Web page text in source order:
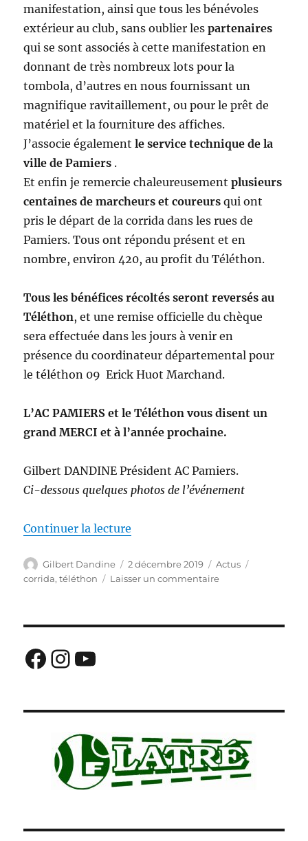
manifestation, ainsi que tous les bénévoles
extérieur au club, sans oublier lespartenaires
qui se sont associés à cette manifestation en
donnant de très nombreux lots pour la
tombola, d’autres en nous fournissant un
magnifique ravitaillement, ou pour le prêt de
matériel et la fourniture des affiches.
J’associe égalementle service technique de la
ville de Pamiers .
Et enfin je remercie chaleureusementplusieurs
centaines de marcheurs et coureurs qui ont
pris le départ de la corrida dans les rues de
Pamiers. Tous ont répondu présent et en
nombre, environ 420, au profit du Téléthon.
Tous les bénéfices récoltés seront reversés au
Téléthon, et une remise officielle du chèque
sera effectuée dans les jours à venir en
présence du coordinateur départemental pour
le téléthon 09 Erick Huot Marchand.
L’AC PAMIERS et le Téléthon vous disent un
grand MERCI et à l’année prochaine.
Gilbert DANDINE Président AC Pamiers.
Ci-dessous quelques photos de l’événement
Continuer la lecture
Auteur
Gilbert Dandine
Publié
le
2 décembre 2019 Catégories
Actus
corrida,téléthon Laisser un commentairesur
Facebook
Instagram
YouTube